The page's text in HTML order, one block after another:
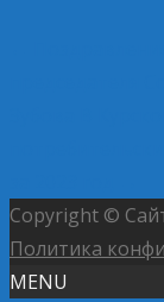
Copyright ©
Политика
MENU